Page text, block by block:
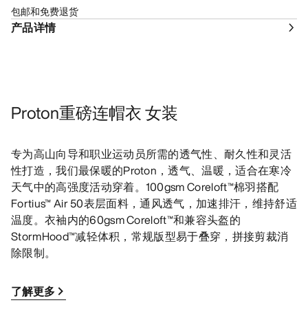
包邮和免费退货
产品详情
Proton重磅连帽衣 女装
专为高山向导和职业运动员所需的透气性、耐久性和灵活
性打造，我们最保暖的Proton，透气、温暖，适合在寒冷
天气中的高强度活动穿着。100gsm Coreloft™棉羽搭配
Fortius™ Air 50表层面料，通风透气，加速排汗，维持舒适
温度。衣袖内的60gsm Coreloft™和兼容头盔的
StormHood™减轻体积，常规版型易于叠穿，拼接剪裁消
除限制。
了解更多